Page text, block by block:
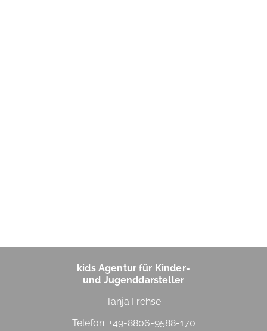
kids Agentur für Kinder-
und Jugenddarsteller
Tanja Frehse
Telefon: +49-8806-9588-170